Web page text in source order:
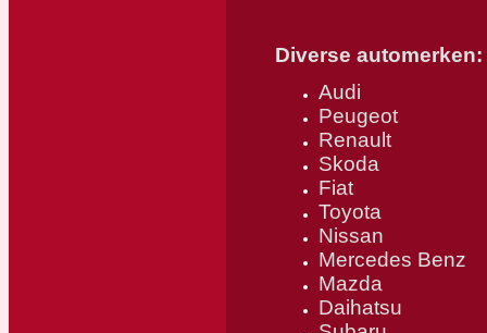
Diverse automerken:
Audi
Peugeot
Renault
Skoda
Fiat
Toyota
Nissan
Mercedes Benz
Mazda
Daihatsu